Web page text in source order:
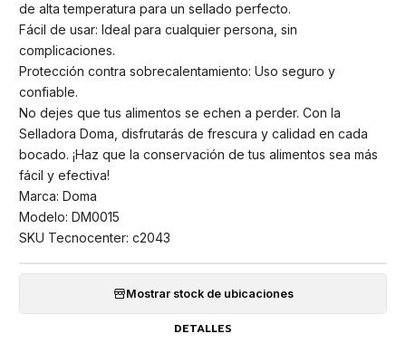
de alta temperatura para un sellado perfecto.
Fácil de usar: Ideal para cualquier persona, sin
complicaciones.
Protección contra sobrecalentamiento: Uso seguro y
confiable.
No dejes que tus alimentos se echen a perder. Con la
Selladora Doma, disfrutarás de frescura y calidad en cada
bocado. ¡Haz que la conservación de tus alimentos sea más
fácil y efectiva!
Marca: Doma
Modelo: DM0015
SKU Tecnocenter: c2043
Mostrar stock de ubicaciones
DETALLES